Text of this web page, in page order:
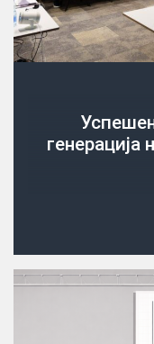
генерација